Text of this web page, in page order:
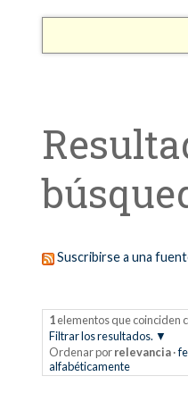
Suscribirse a una
1elementos que coinciden
Filtrar los resultados.
Ordenar por relevancia ·
alfabéticamente